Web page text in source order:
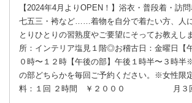
【2024年4月よりOPEN！】浴衣・普段着・訪
七五三・袴など……着物を自分で着たい方、人
とりひとりの習熟度やご要望にそってお教え
所：インテリア塩見１階◎お稽古日：金曜日【
０時〜１２時【午後の部】午後１時半〜３時半
の部どちらかを毎回ご予約ください。※女性限
料：１回 ２時間 ￥２０００ 月３